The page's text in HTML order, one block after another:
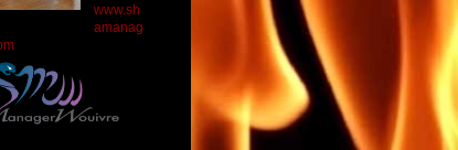
www.sh
amanag